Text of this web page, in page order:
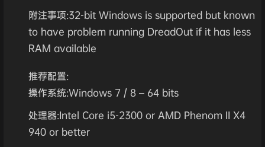
附注事项:32-bit Windows is supported but known
to have problem running DreadOut if it has less
RAM available
推荐配置:
操作系统:Windows 7 / 8 – 64 bits
处理器:Intel Core i5-2300 or AMD Phenom II X4
940 or better